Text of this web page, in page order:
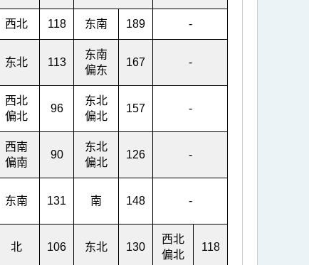
西北 118 东南 189 -
东北 113
东南
偏东
167 -
西北
偏北
96
东北
偏北
157 -
西南
偏南
90
东北
偏北
126 -
东南 131 南 148 -
北 106 东北 130
西北
偏北
118